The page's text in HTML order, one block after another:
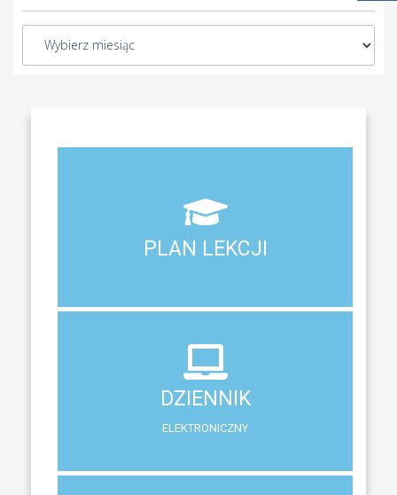
PLAN LEKCJI
PLAN LEKCJI
DZIENNIK
ELEKTRONICZNY
DZIENNIK
ELEKTRONICZNY
System zewnętrzny do śledzenia postępów w nauce